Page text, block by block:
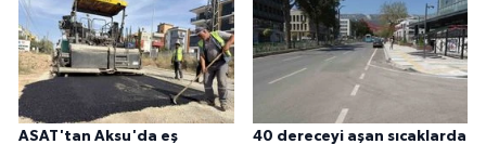
ASAT'tan Aksu'da eş
40 dereceyi aşan sıcaklarda